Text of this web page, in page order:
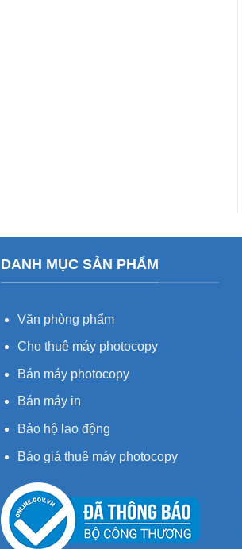
DANH MỤC SẢN PHẨM
Văn phòng phẩm
Cho thuê máy photocopy
Bán máy photocopy
Bán máy in
Bảo hộ lao động
Báo giá thuê máy photocopy